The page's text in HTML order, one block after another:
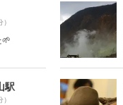
駅